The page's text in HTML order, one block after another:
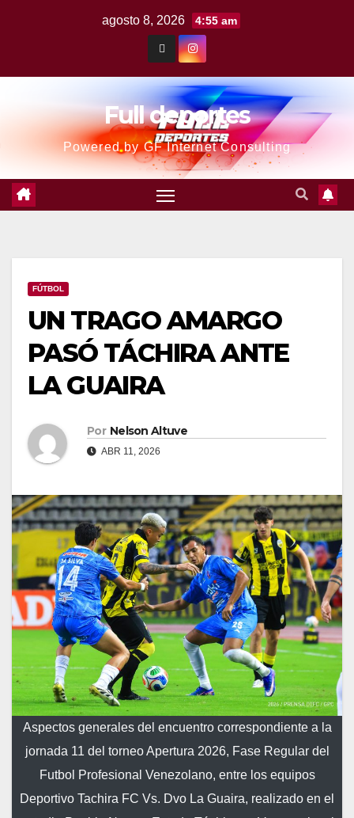
agosto 8, 2026 4:55 am
Full deportes
Powered by GF Internet Consulting
FÚTBOL
UN TRAGO AMARGO
PASÓ TÁCHIRA ANTE
LA GUAIRA
Por Nelson Altuve
ABR 11, 2026
Aspectos generales del encuentro correspondiente a la
jornada 11 del torneo Apertura 2026, Fase Regular del
Futbol Profesional Venezolano, entre los equipos
Deportivo Tachira FC Vs. Dvo La Guaira, realizado en el